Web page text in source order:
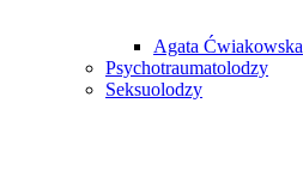
Agata Ćwiakowska
Psychotraumatolodzy
Seksuolodzy